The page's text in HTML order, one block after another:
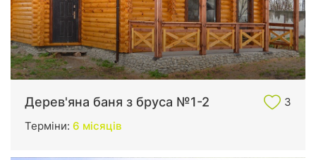
Дерев'яна баня з бруса №1-2
3
Терміни: 6 місяців